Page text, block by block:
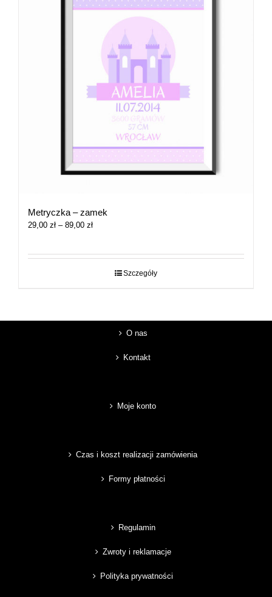
Metryczka – zamek
29,00 zł – 89,00 złZakres
29,00 zł
Szczegóły
O nas
Kontakt
Moje konto
Czas i koszt realizacji zamówienia
Formy płatności
Regulamin
Zwroty i reklamacje
Polityka prywatności